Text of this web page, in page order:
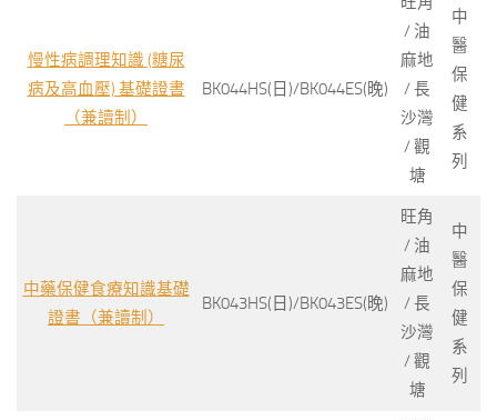
慢性病調理知識 (糖尿
病及高血壓) 基礎證書
（兼讀制）
BK044HS(日)/BK044ES(晚)
/ 油
麻地
/ 長
沙灣
/ 觀
塘
中
醫
保
健
系
列
中藥保健食療知識基礎
證書（兼讀制）
BK043HS(日)/BK043ES(晚)
旺角
/ 油
麻地
/ 長
沙灣
/ 觀
塘
中
醫
保
健
系
列